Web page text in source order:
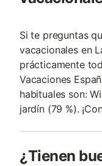
Si te preguntas
vacacionales en
prácticamente
Vacaciones
habituales son:
jardín (79 %).
¿Tienen